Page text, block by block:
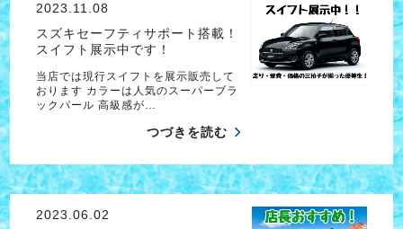
2023.11.08
スズキセーフティサポート搭載！
スイフト展示中です！
当店では現行スイフトを展示販売して
おります カラーは人気のスーパーブラ
ックパール 高級感が…
つづきを読む
2023.06.02